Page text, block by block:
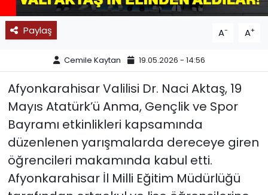
Paylaş A- A+
Cemile Kaytan 19.05.2026 - 14:56
Afyonkarahisar Valilisi Dr. Naci Aktaş, 19
Mayıs Atatürk’ü Anma, Gençlik ve Spor
Bayramı etkinlikleri kapsamında
düzenlenen yarışmalarda dereceye giren
öğrencileri makamında kabul etti.
Afyonkarahisar İl Milli Eğitim Müdürlüğü